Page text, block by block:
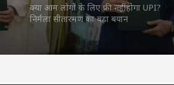
क्या आम लोगों के लिए फ्री नहीं होगा UPI?
निर्मला सीतारमण का बड़ा बयान